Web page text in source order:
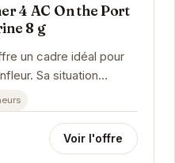
4 AC On the Port
8 g
un cadre idéal pour
Sa situation
la Place...
Voir l'offre